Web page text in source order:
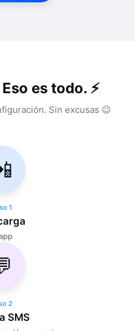
es todo. ⚡
Sin excusas 😉
1
2
SMS